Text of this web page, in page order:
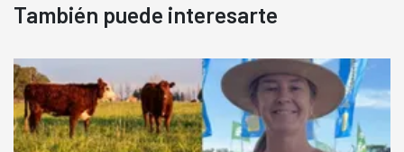
También puede interesarte